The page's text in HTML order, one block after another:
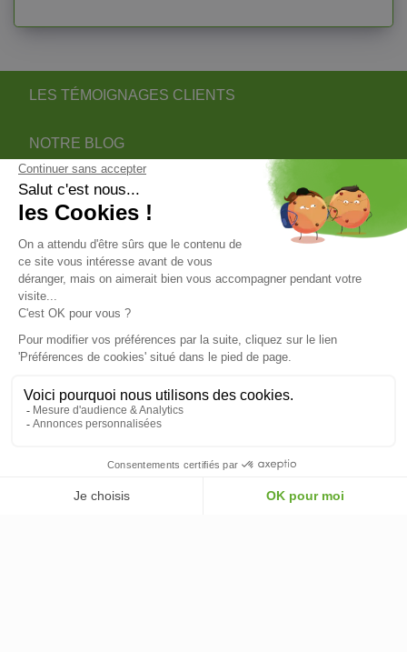
LES TÉMOIGNAGES CLIENTS
NOTRE BLOG
DEVENIR PARTENAIRE INSTALLATEUR
NOTRE SERVICE APRÈS VENTE
NOS PARTENAIRES OFFICIELS
INFORMATIONS
VOTRE COMPTE
© 2026 - ClimOnline - Tous droits réservés